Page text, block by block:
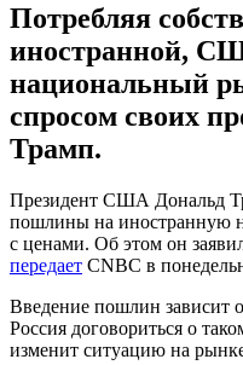
Потребляя
иностранной,
национальный
спросом своих
Трамп.
Президент США Дональд
пошлины на иностранную
с ценами. Об этом он
передает CNBC в
Введение пошлин зависит
Россия договориться о
изменит ситуацию на